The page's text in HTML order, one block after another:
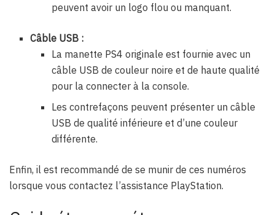
peuvent avoir un logo flou ou manquant.
Câble USB :
La manette PS4 originale est fournie avec un
câble USB de couleur noire et de haute qualité
pour la connecter à la console.
Les contrefaçons peuvent présenter un câble
USB de qualité inférieure et d’une couleur
différente.
Enfin, il est recommandé de se munir de ces numéros
lorsque vous contactez l’assistance PlayStation.